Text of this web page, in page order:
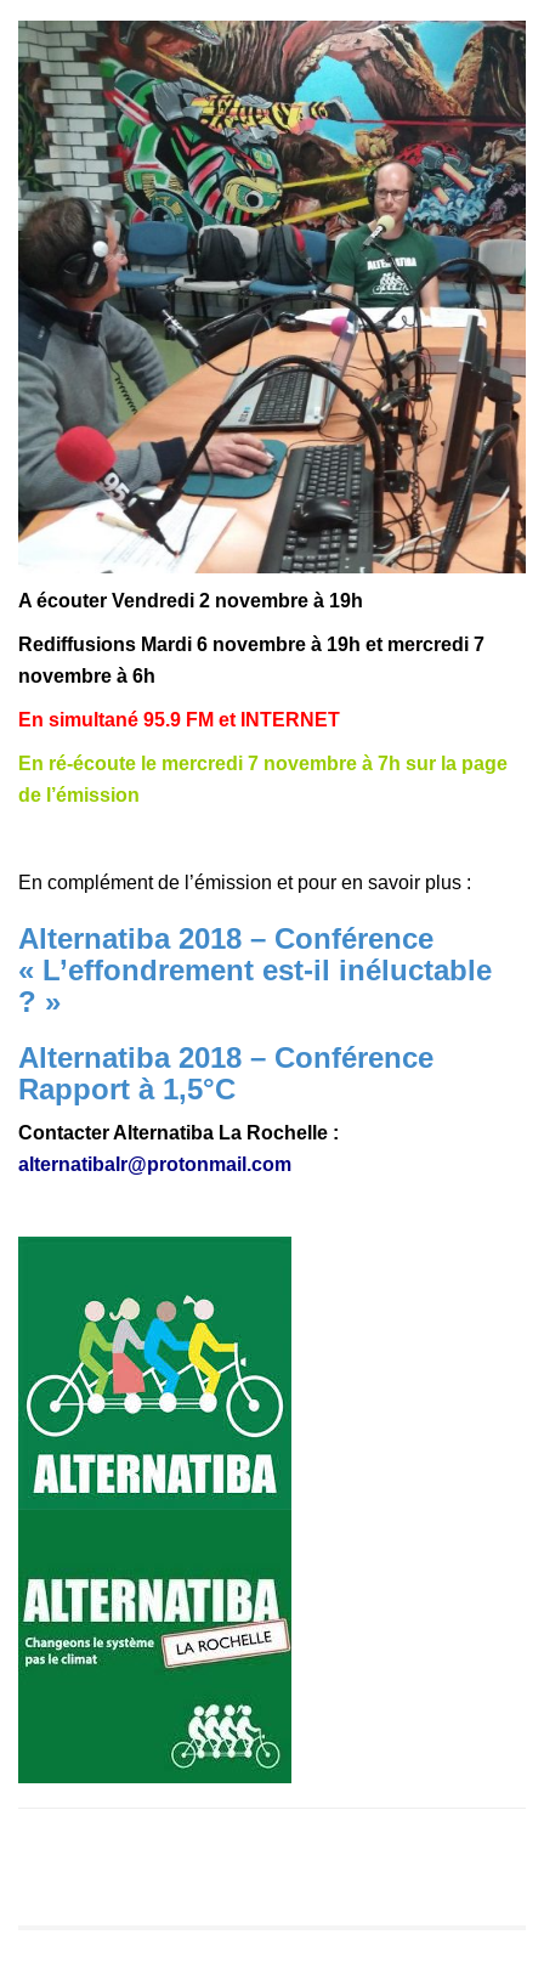
A écouter Vendredi 2 novembre à 19h
Rediffusions Mardi 6 novembre à 19h et mercredi 7
novembre à 6h
En simultané 95.9 FM et INTERNET
En ré-écoute le mercredi 7 novembre à 7h sur la page
de l’émission
En complément de l’émission et pour en savoir plus :
Alternatiba 2018 – Conférence
« L’effondrement est-il inéluctable
? »
Alternatiba 2018 – Conférence
Rapport à 1,5°C
Contacter Alternatiba La Rochelle :
alternatibalr@protonmail.com